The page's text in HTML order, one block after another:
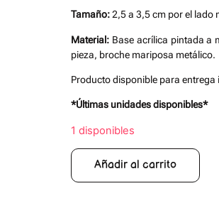
Tamaño:2,5 a 3,5 cm por el lado
Material: Base acrílica pintada a
pieza, broche mariposa metálico.
Producto disponible para entrega
*Últimas unidades disponibles*
1 disponibles
Añadir al carrito